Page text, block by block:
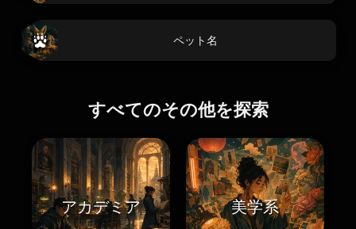
ペット名
すべてのその他を探索
アカデミア 美学系